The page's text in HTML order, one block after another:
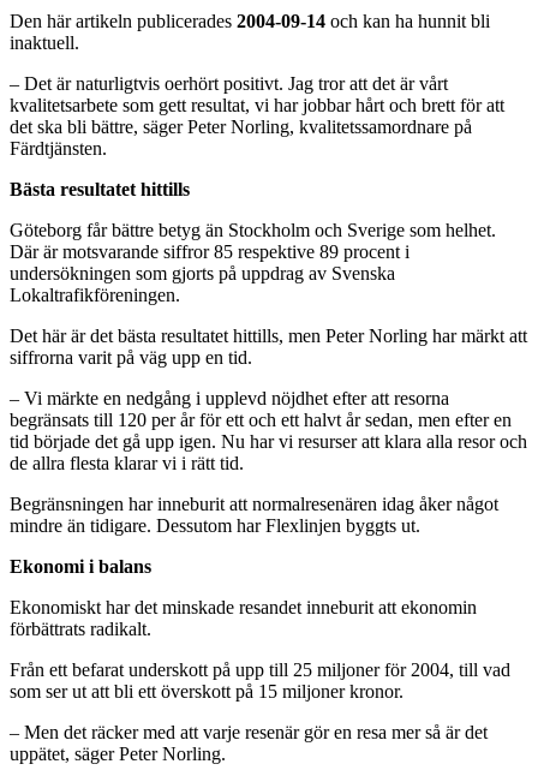
Den här artikeln publicerades 2004-09-14 och kan ha hunnit bli
inaktuell.
– Det är naturligtvis oerhört positivt. Jag tror att det är vårt
kvalitetsarbete som gett resultat, vi har jobbar hårt och brett för att
det ska bli bättre, säger Peter Norling, kvalitetssamordnare på
Färdtjänsten.
Bästa resultatet hittills
Göteborg får bättre betyg än Stockholm och Sverige som helhet.
Där är motsvarande siffror 85 respektive 89 procent i
undersökningen som gjorts på uppdrag av Svenska
Lokaltrafikföreningen.
Det här är det bästa resultatet hittills, men Peter Norling har märkt att
siffrorna varit på väg upp en tid.
– Vi märkte en nedgång i upplevd nöjdhet efter att resorna
begränsats till 120 per år för ett och ett halvt år sedan, men efter en
tid började det gå upp igen. Nu har vi resurser att klara alla resor och
de allra flesta klarar vi i rätt tid.
Begränsningen har inneburit att normalresenären idag åker något
mindre än tidigare. Dessutom har Flexlinjen byggts ut.
Ekonomi i balans
Ekonomiskt har det minskade resandet inneburit att ekonomin
förbättrats radikalt.
Från ett befarat underskott på upp till 25 miljoner för 2004, till vad
som ser ut att bli ett överskott på 15 miljoner kronor.
– Men det räcker med att varje resenär gör en resa mer så är det
uppätet, säger Peter Norling.